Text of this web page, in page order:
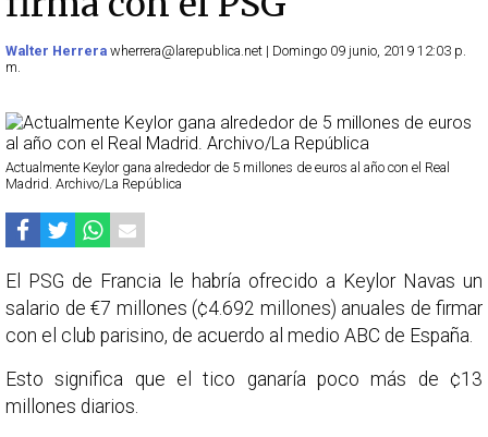
Walter Herrera wherrera@larepublica.net | Domingo 09 junio, 2019 12:03 p.
m.
Actualmente Keylor gana alrededor de 5 millones de euros al año con el Real
Madrid. Archivo/La República
El PSG de Francia le habría ofrecido a Keylor Navas un
salario de €7 millones (¢4.692 millones) anuales de firmar
con el club parisino, de acuerdo al medio ABC de España.
Esto significa que el tico ganaría poco más de ¢13
millones diarios.